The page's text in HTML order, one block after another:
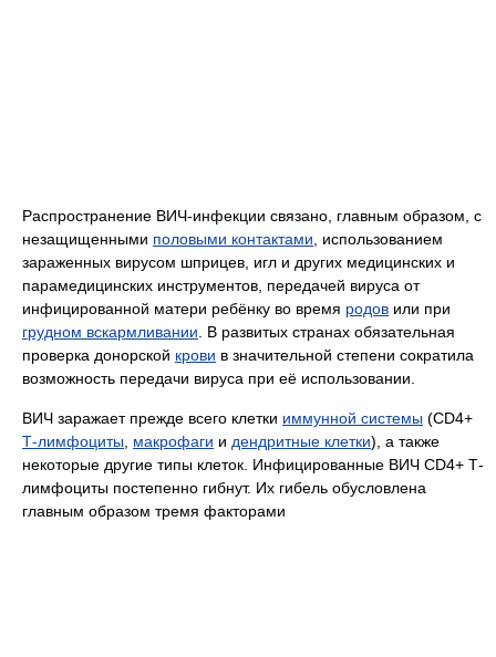
Распространение ВИЧ-инфекции связано, главным образом, с
незащищенными половыми контактами , использованием
зараженных вирусом шприцев, игл и других медицинских и
парамедицинских инструментов, передачей вируса от
инфицированной матери ребёнку во время родов или при
грудном вскармливании . В развитых странах обязательная
проверка донорской крови в значительной степени сократила
возможность передачи вируса при её использовании.
ВИЧ заражает прежде всего клетки иммунной системы (CD4+
Т-лимфоциты
макрофаги и дендритные клетки), а также
некоторые другие типы клеток. Инфицированные ВИЧ CD4+ Т-
лимфоциты постепенно гибнут. Их гибель обусловлена
главным образом тремя факторами